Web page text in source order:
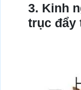
3. Kinh
trục đẩy